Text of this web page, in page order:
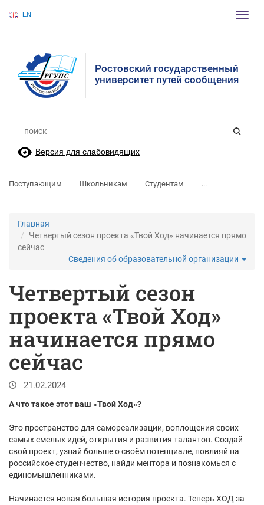
EN
Ростовский государственный
университет путей сообщения
Версия для слабовидящих
Поступающим Школьникам Студентам ...
Главная
Четвертый сезон проекта «Твой Ход» начинается прямо
сейчас
Сведения об образовательной организации
Четвертый сезон
проекта «Твой Ход»
начинается прямо
сейчас
21.02.2024
А что такое этот ваш «Твой Ход»?
Это пространство для самореализации, воплощения своих
самых смелых идей, открытия и развития талантов. Создай
свой проект, узнай больше о своём потенциале, повлияй на
российское студенчество, найди ментора и познакомься с
единомышленниками.
Начинается новая большая история проекта. Теперь ХОД за